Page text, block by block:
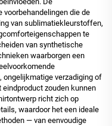
die de
van sublimatiekleurstoffen,
te
van synthetische
waarborgen een
verzadiging of
zouden kunnen
richt zich op
waardoor het een ideale
— van eenvoudige